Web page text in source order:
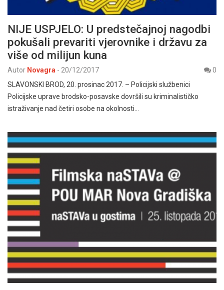
NIJE USPJELO: U predstečajnoj nagodbi
pokušali prevariti vjerovnike i državu za
više od milijun kuna
Autor Novagra - 20/12/2017
0
SLAVONSKI BROD, 20. prosinac 2017. – Policijski službenici
Policijske uprave brodsko-posavske dovršili su kriminalističko
istraživanje nad četiri osobe na okolnosti…